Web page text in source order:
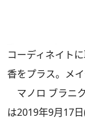
コーディネイト
香をプラス。メ
マノロ ブラニ
は2019年9月17